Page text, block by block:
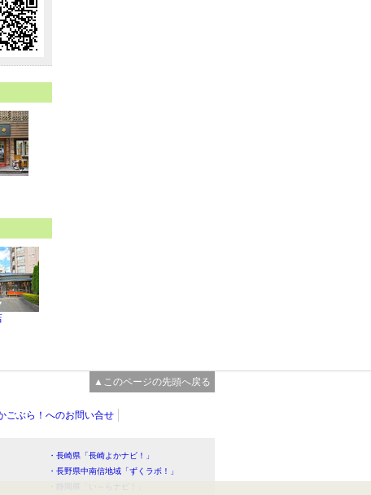
▲このページの先頭へ戻る
ごぶら！へのお問い合せ
・長崎県「長崎よかナビ！」
・長野県中南信地域「ずくラボ！」